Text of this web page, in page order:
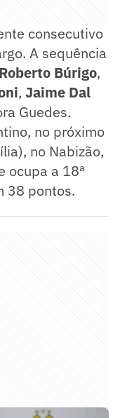
consecutivo
A sequência
Búrigo,
, Jaime Dal
Guedes.
no próximo
no Nabizão,
ocupa a 18ª
38 pontos.